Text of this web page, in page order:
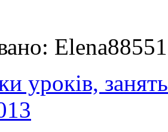
уроків, занять